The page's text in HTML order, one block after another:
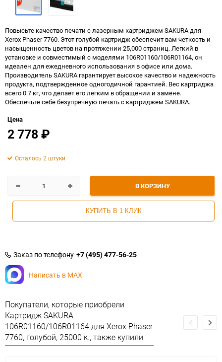
Повысьте качество печати с лазерным картриджем SAKURA для
Xerox Phaser 7760. Этот голубой картридж обеспечит вам четкость и
насыщенность цветов на протяжении 25,000 страниц. Легкий в
установке и совместимый с моделями 106R01160/106R01164, он
идеален для ежедневного использования в офисе или дома.
Производитель SAKURA гарантирует высокое качество и надежность
продукта, подтвержденное одногодичной гарантией. Вес картриджа
всего 0.7 кг, что делает его легким в обращении и замене.
Обеспечьте себе безупречную печать с картриджем SAKURA.
Цена
2 778₽
В КОРЗИНУ
КУПИТЬ В 1 КЛИК
Осталось 2 штуки
Заказ по телефону +7 (495) 477-56-25
Написать в MAX
Покупатели, которые приобрели
Картридж SAKURA
106R01160/106R01164 для Xerox Phaser
7760, голубой, 25000 к., также купили